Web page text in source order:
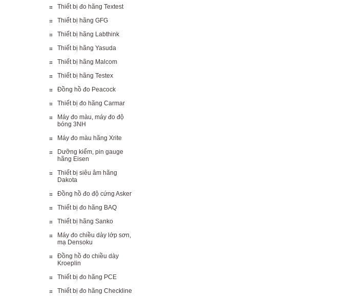
Thiết bị đo hãng Textest
Thiết bị hãng GFG
Thiết bị hãng Labthink
Thiết bị hãng Yasuda
Thiết bị hãng Malcom
Thiết bị hãng Testex
Đồng hồ đo Peacock
Thiết bị đo hãng Carmar
Máy đo màu, máy đo độ
bóng 3NH
Máy đo màu hãng Xrite
Dưỡng kiểm, pin gauge
hãng Eisen
Thiết bị siêu âm hãng
Dakota
Đồng hồ đo độ cứng Asker
Thiết bị đo hãng BAQ
Thiết bị hãng Sanko
Máy đo chiều dày lớp sơn,
mạ Densoku
Đồng hồ đo chiều dày
Kroeplin
Thiết bị đo hãng PCE
Thiết bị đo hãng Checkline